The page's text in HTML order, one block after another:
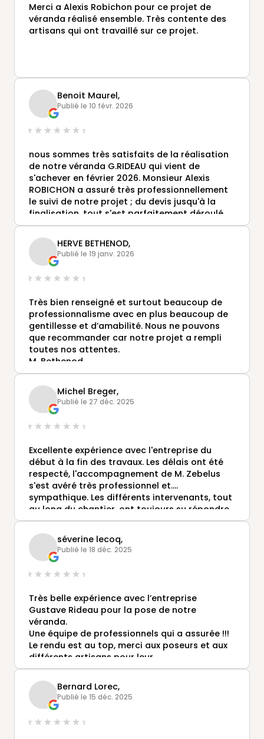
Merci a Alexis Robichon pour ce projet de
véranda réalisé ensemble. Très contente des
artisans qui ont travaillé sur ce projet.
Benoit Maurel,
Publié le 10 févr. 2026
nous sommes très satisfaits de la réalisation
de notre véranda G.RIDEAU qui vient de
s'achever en février 2026. Monsieur Alexis
ROBICHON a assuré très professionnellement
le suivi de notre projet ; du devis jusqu'à la
finalisation, tout s'est parfaitement déroulé,
conformément à ce qui était prévu , avec des
poseurs et des artisans ( électricien, maçon,
aménagement intérieur) très compétents,
très diligents et réactifs, et de plus
sympathiques.
HERVE BETHENOD,
Publié le 19 janv. 2026
Très bien renseigné et surtout beaucoup de
professionnalisme avec en plus beaucoup de
gentillesse et d’amabilité. Nous ne pouvons
que recommander car notre projet a rempli
toutes nos attentes.
M. Bethenod
Michel Breger,
Publié le 27 déc. 2025
Excellente expérience avec l'entreprise du
début à la fin des travaux. Les délais ont été
respecté, l'accompagnement de M. Zebelus
s'est avéré très professionnel et....
sympathique. Les différents intervenants, tout
au long du chantier, ont toujours su répondre
à nos demandes de manière efficace. Bref,
très satisfait.
séverine lecoq,
Publié le 18 déc. 2025
Très belle expérience avec l’entreprise
Gustave Rideau pour la pose de notre
véranda.
Une équipe de professionnels qui a assurée !!!
Le rendu est au top, merci aux poseurs et aux
différents artisans pour leur
professionnalisme sans oublier Alexis notre
conseiller chargé du projet qui s’est toujours
rendu disponible et à l’écoute de nos besoins
!!!
Bernard Lorec,
Publié le 15 déc. 2025